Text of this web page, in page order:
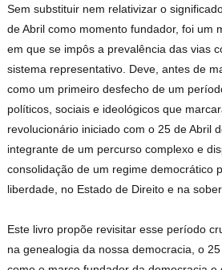
Sem substituir nem relativizar o
de Abril como momento fundador, foi um
em que se impôs a prevalência das vias
sistema representativo. Deve, antes de
como um primeiro desfecho de um
políticos, sociais e ideológicos que
revolucionário iniciado com o 25 de Abril
integrante de um percurso complexo e
consolidação de um regime democrático
liberdade, no Estado de Direito e na
Este livro propõe revisitar esse período
na genealogia da nossa democracia, o